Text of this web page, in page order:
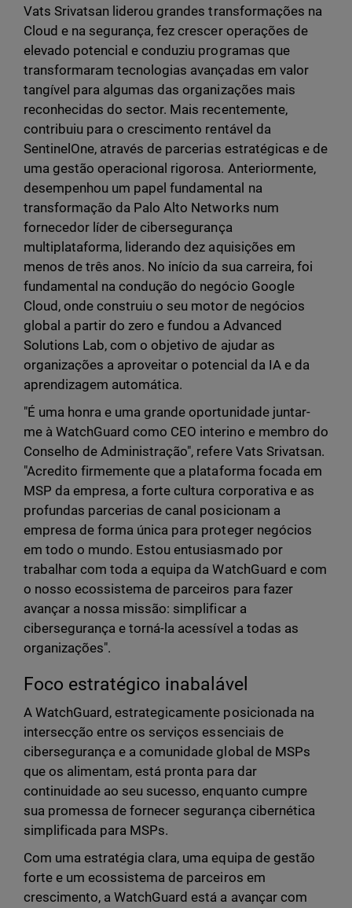
Vats Srivatsan liderou grandes transformações na
Cloud e na segurança, fez crescer operações de
elevado potencial e conduziu programas que
transformaram tecnologias avançadas em valor
tangível para algumas das organizações mais
reconhecidas do sector. Mais recentemente,
contribuiu para o crescimento rentável da
SentinelOne, através de parcerias estratégicas e de
uma gestão operacional rigorosa. Anteriormente,
desempenhou um papel fundamental na
transformação da Palo Alto Networks num
fornecedor líder de cibersegurança
multiplataforma, liderando dez aquisições em
menos de três anos. No início da sua carreira, foi
fundamental na condução do negócio Google
Cloud, onde construiu o seu motor de negócios
global a partir do zero e fundou a Advanced
Solutions Lab, com o objetivo de ajudar as
organizações a aproveitar o potencial da IA e da
aprendizagem automática.
"É uma honra e uma grande oportunidade juntar-
me à WatchGuard como CEO interino e membro do
Conselho de Administração", refere Vats Srivatsan.
"Acredito firmemente que a plataforma focada em
MSP da empresa, a forte cultura corporativa e as
profundas parcerias de canal posicionam a
empresa de forma única para proteger negócios
em todo o mundo. Estou entusiasmado por
trabalhar com toda a equipa da WatchGuard e com
o nosso ecossistema de parceiros para fazer
avançar a nossa missão: simplificar a
cibersegurança e torná-la acessível a todas as
organizações".
Foco estratégico inabalável
A WatchGuard, estrategicamente posicionada na
intersecção entre os serviços essenciais de
cibersegurança e a comunidade global de MSPs
que os alimentam, está pronta para dar
continuidade ao seu sucesso, enquanto cumpre
sua promessa de fornecer segurança cibernética
simplificada para MSPs.
Com uma estratégia clara, uma equipa de gestão
forte e um ecossistema de parceiros em
crescimento, a WatchGuard está a avançar com